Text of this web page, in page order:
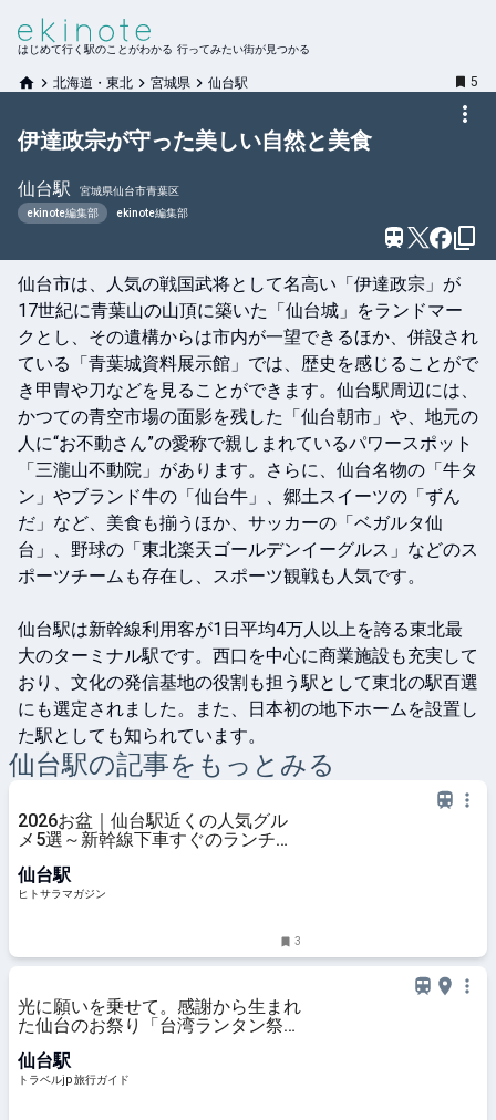
はじめて行く駅のことがわかる 行ってみたい街が見つかる
北海道・東北 宮城県 仙台駅 5
伊達政宗が守った美しい自然と美食
仙台駅
宮城県仙台市青葉区
ekinote編集部
ekinote編集部
仙台市は、人気の戦国武将として名高い「伊達政宗」が
17世紀に青葉山の山頂に築いた「仙台城」をランドマー
クとし、その遺構からは市内が一望できるほか、併設され
ている「青葉城資料展示館」では、歴史を感じることがで
き甲冑や刀などを見ることができます。仙台駅周辺には、
かつての青空市場の面影を残した「仙台朝市」や、地元の
人に“お不動さん”の愛称で親しまれているパワースポット
「三瀧山不動院」があります。さらに、仙台名物の「牛タ
ン」やブランド牛の「仙台牛」、郷土スイーツの「ずん
だ」など、美食も揃うほか、サッカーの「ベガルタ仙
台」、野球の「東北楽天ゴールデンイーグルス」などのス
ポーツチームも存在し、スポーツ観戦も人気です。
仙台駅は新幹線利用客が1日平均4万人以上を誇る東北最
大のターミナル駅です。西口を中心に商業施設も充実して
おり、文化の発信基地の役割も担う駅として東北の駅百選
にも選定されました。また、日本初の地下ホームを設置し
た駅としても知られています。
仙台駅の記事をもっとみる
2026お盆｜仙台駅近くの人気グル
メ5選～新幹線下車すぐのランチ＆
仙台駅
ヒトサラマガジン
3
光に願いを乗せて。感謝から生まれ
た仙台のお祭り「台湾ランタン祭」
仙台駅
トラベルjp 旅行ガイド